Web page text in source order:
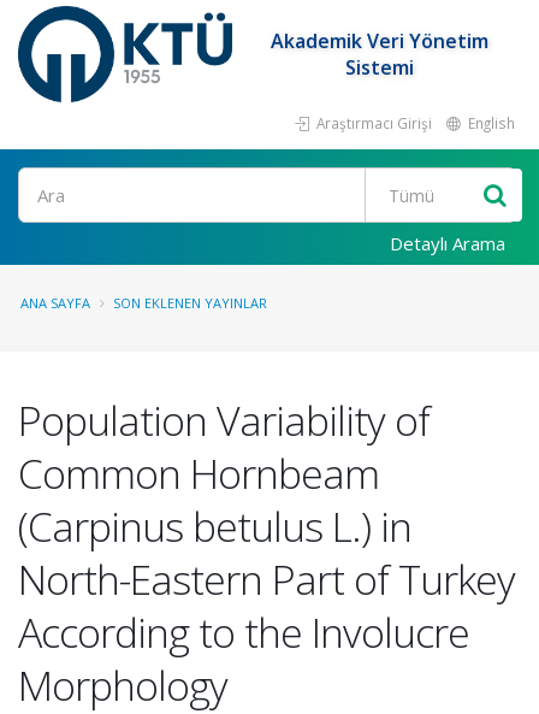
Akademik Veri Yönetim
Sistemi
Araştırmacı Girişi English
Ara
Detaylı Arama
ANA SAYFA SON EKLENEN YAYINLAR
Population Variability of
Common Hornbeam
(Carpinus betulus L.) in
North-Eastern Part of Turkey
According to the Involucre
Morphology